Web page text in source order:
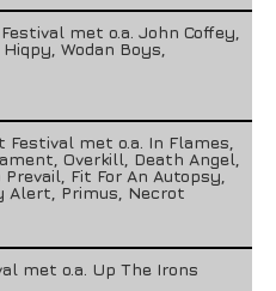
met o.a. John Coffey,
Wodan Boys,
met o.a. In Flames,
Overkill, Death Angel,
Fit For An Autopsy,
Alert, Primus, Necrot
met o.a. Up The Irons